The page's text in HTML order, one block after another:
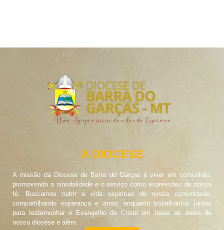
A DIOCESE
A missão da Diocese de Barra do Garças é viver em comunhão,
promovendo a sinodalidade e o serviço como expressões de nossa
fé. Buscamos nutrir a vida espiritual de nossa comunidade,
compartilhando esperança e amor, enquanto trabalhamos juntos
para testemunhar o Evangelho de Cristo em todas as áreas de
nossa diocese e além.